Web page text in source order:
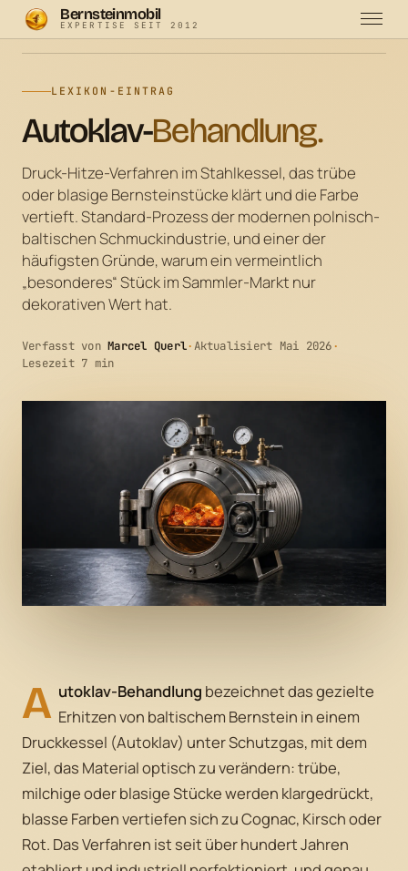
Bernsteinmobil
EXPERTISE SEIT 2012
Bernsteinmobil · Lexikon ·
LEXIKON-EINTRAG
Autoklav-Behandlung.
Druck-Hitze-Verfahren im Stahlkessel, das trübe
oder blasige Bernsteinstücke klärt und die Farbe
vertieft. Standard-Prozess der modernen polnisch-
baltischen Schmuckindustrie, und einer der
häufigsten Gründe, warum ein vermeintlich
„besonderes“ Stück im Sammler-Markt nur
dekorativen Wert hat.
Verfasst vonMarcel Querl·Aktualisiert Mai 2026·
Lesezeit 7 min
A utoklav-Behandlung bezeichnet das gezielte
Erhitzen von baltischem Bernstein in einem
Druckkessel (Autoklav) unter Schutzgas, mit dem
Ziel, das Material optisch zu verändern: trübe,
milchige oder blasige Stücke werden klargedrückt,
blasse Farben vertiefen sich zu Cognac, Kirsch oder
Rot. Das Verfahren ist seit über hundert Jahren